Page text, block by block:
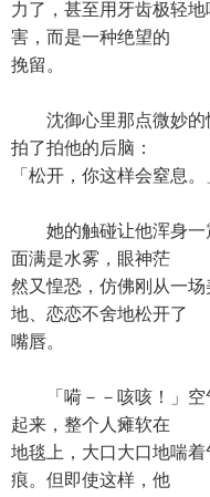
力了，甚至用牙齿极轻
害，而是一种绝望的
挽留。
沈御心里那点微妙的
拍了拍他的后脑：
「松开，你这样会窒息。
她的触碰让他浑身一
面满是水雾，眼神茫
然又惶恐，仿佛刚从一
地、恋恋不舍地松开了
嘴唇。
「嗬－－咳咳！」空
起来，整个人瘫软在
地毯上，大口大口地喘
痕。但即使这样，他